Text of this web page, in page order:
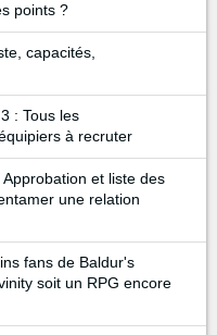
points ?
capacités,
: Tous les
à recruter
et liste des
une relation
fans de Baldur's
soit un RPG encore